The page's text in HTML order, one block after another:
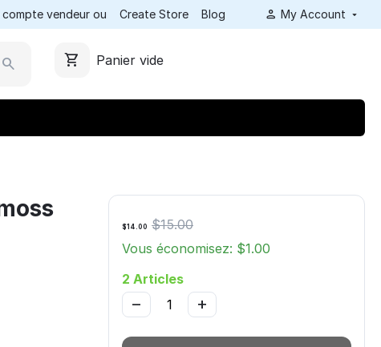
vendeur ou Create Store Blog My Account
Panier vide
$14.00 $15.00
Vous économisez: $1.00
2 Articles
+
−